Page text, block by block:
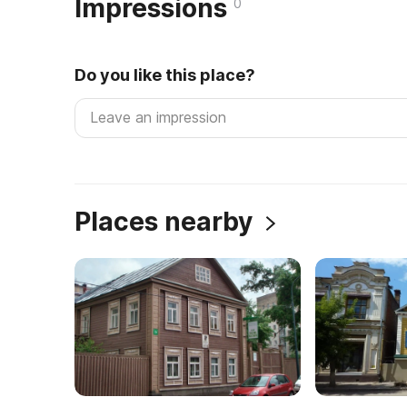
Impressions 0
Do you like this place?
Places nearby